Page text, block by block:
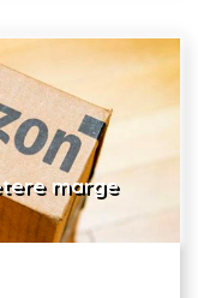
marge